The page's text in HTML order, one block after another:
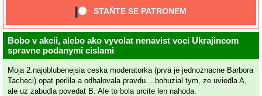
STAŇTE SE PATRONEM
Bobo v akcii, alebo ako vyvolat nenavist voci Ukrajincom
spravne podanymi cislami
Moja 2.najoblubenejsia ceska moderatorka (prva je jednoznacne Barbora
Tacheci) opat perlila a odhalovala pravdu....bohuzial tym, ze uviedla A,
ale uz zabudla povedat B. Ale to bola urcite len nahoda.